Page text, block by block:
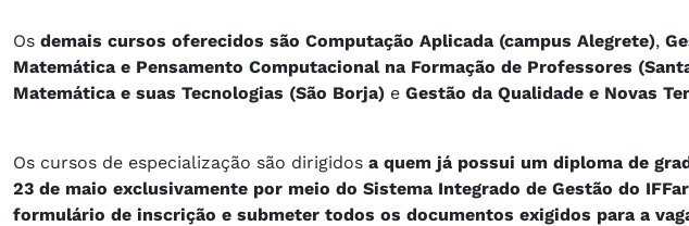
Os demais cursos oferecidos são Computação Aplicada (campus Alegrete),
Matemática e Pensamento Computacional na Formação de Professores
Matemática e suas Tecnologias (São Borja) e Gestão da Qualidade e Novas
Os cursos de especialização são dirigidos a quem já possui um diploma de
23 de maio exclusivamente por meio do Sistema Integrado de Gestão do
formulário de inscrição e submeter todos os documentos exigidos para a